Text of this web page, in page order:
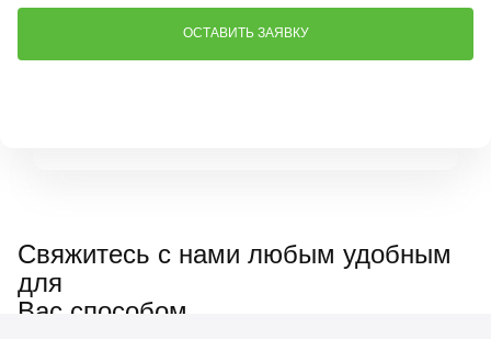
Свяжитесь с нами любым удобным
для
Вас способом